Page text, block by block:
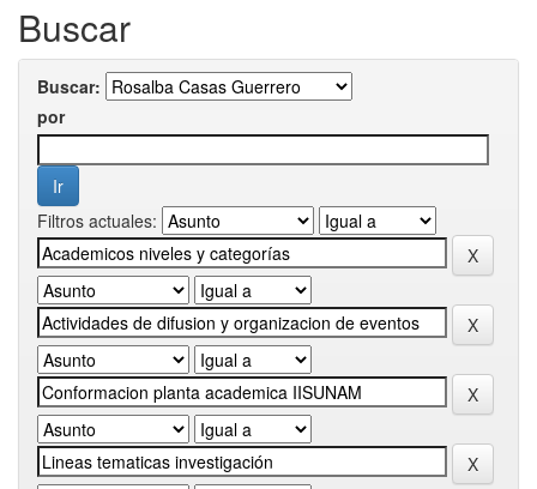
Buscar
Buscar:
por
Filtros actuales: